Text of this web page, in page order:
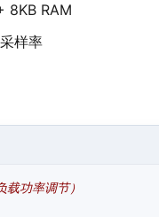
8KB RAM
样率
功率调节）